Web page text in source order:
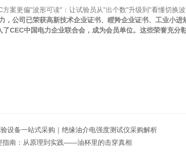
案更偏"波形可读"：让试验员从"出个数"升级到"看懂切换波
，公司已荣获高新技术企业证书、瞪羚企业证书、工业小
CEC中国电力企业联合会，成为会员单位。这些荣誉充分
设备一站式采购｜绝缘油介电强度测试仪采购解析
指南：从原理到实践——油杯里的击穿真相